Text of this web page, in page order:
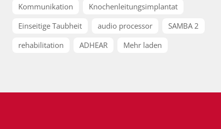
Kommunikation
Knochenleitungsimplantat
Einseitige Taubheit
audio processor
SAMBA 2
rehabilitation
ADHEAR Mehr laden